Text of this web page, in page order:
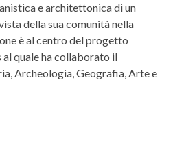
e architettonica di un
della sua comunità nella
è al centro del progetto
quale ha collaborato il
Archeologia, Geografia, Arte e